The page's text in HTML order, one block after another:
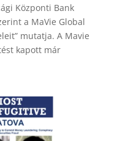
Központi Bank
a MaVie Global
mutatja. A Mavie
kapott már